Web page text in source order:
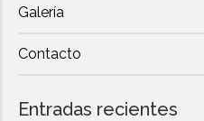
Galería
Contacto
Entradas recientes